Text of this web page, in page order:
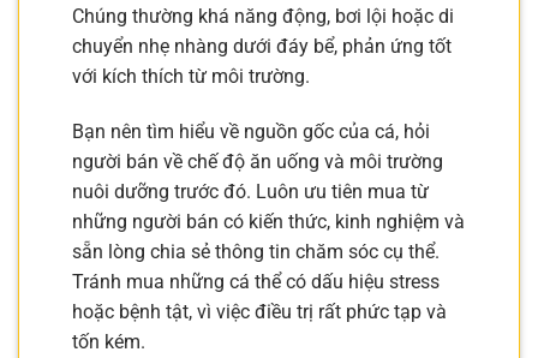
Chúng thường khá năng động, bơi lội hoặc di
chuyển nhẹ nhàng dưới đáy bể, phản ứng tốt
với kích thích từ môi trường.
Bạn nên tìm hiểu về nguồn gốc của cá, hỏi
người bán về chế độ ăn uống và môi trường
nuôi dưỡng trước đó. Luôn ưu tiên mua từ
những người bán có kiến thức, kinh nghiệm và
sẵn lòng chia sẻ thông tin chăm sóc cụ thể.
Tránh mua những cá thể có dấu hiệu stress
hoặc bệnh tật, vì việc điều trị rất phức tạp và
tốn kém.